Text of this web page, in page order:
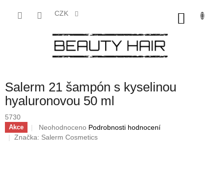
CZK
Salerm 21 šampón s kyselinou
hyaluronovou 50 ml
5730
Akce
Průměrné
hodnocení
Neohodnoceno Podrobnosti hodnocení
Značka: Salerm Cosmetics